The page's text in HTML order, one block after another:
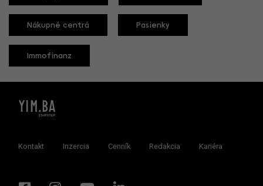
Nákupné centrá Pasienky
Immofinanz
Kontakt Inzercia Cenník Redakcia Kariéra